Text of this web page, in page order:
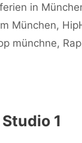
in
München,
münchne,
1